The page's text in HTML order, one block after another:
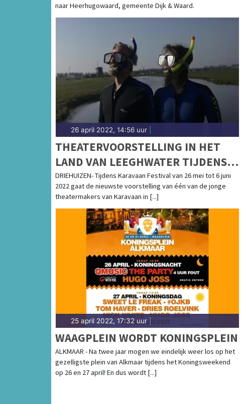
naar Heerhugowaard, gemeente Dijk & Waard.
26 april 2022, 14:56 uur
THEATERVOORSTELLING IN HET
LAND VAN LEEGHWATER TIJDENS
KARAVAAN FESTIVAL - MIDDEN IN
DE POLDER GAAT ANTIFAUST IN
PREMIERE
DRIEHUIZEN- Tijdens Karavaan Festival van 26 mei tot 6 juni
2022 gaat de nieuwste voorstelling van één van de jonge
theatermakers van Karavaan in [...]
25 april 2022, 17:32 uur|
WAAGPLEIN WORDT KONINGSPLEIN
ALKMAAR - Na twee jaar mogen we eindelijk weer los op het
gezelligste plein van Alkmaar tijdens het Koningsweekend
op 26 en 27 april! En dus wordt [...]